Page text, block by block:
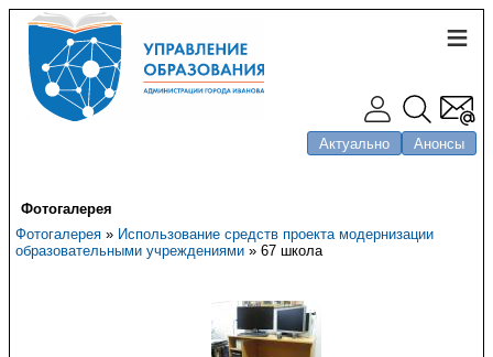
Актуально Анонсы
Фотогалерея
Фотогалерея » Использование средств проекта модернизации
образовательными учреждениями » 67 школа